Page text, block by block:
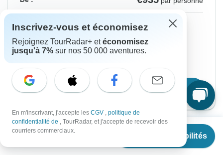
À partir de
Voir les disponibilités
S'inscrirepour réaliser des économies
Prix basé sur une chambre partagée
Confirmer les dates
Afficher plus de dates à venir
Inscrivez-vous et économisez
Rejoignez TourRadar+ etéconomisez
jusqu'à 7% sur nos 50 000 aventures.
En m'inscrivant, j'accepte les CGV , politique de
confidentialité de , TourRadar, et j'accepte de recevoir des
courriers commerciaux.